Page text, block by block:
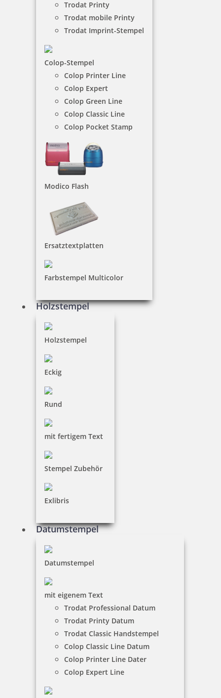
Trodat Printy
Trodat mobile Printy
Trodat Imprint-Stempel
Colop-Stempel
Colop Printer Line
Colop Expert
Colop Green Line
Colop Classic Line
Colop Pocket Stamp
Modico Flash
Ersatztextplatten
Farbstempel Multicolor
Holzstempel
Holzstempel
Eckig
Rund
mit fertigem Text
Stempel Zubehör
Exlibris
Datumstempel
Datumstempel
mit eigenem Text
Trodat Professional Datum
Trodat Printy Datum
Trodat Classic Handstempel
Colop Classic Line Datum
Colop Printer Line Dater
Colop Expert Line
NACH WUNSCHSTEMPEL FILTERN
€+
13 Artikel in der Kategorie
34,65 €
Trodat Printy 4750/L2 4.0 Datumstempel BEZAHLT 39 x 22 mm
Trodat Printy 4750/L7 4.0 Datumstempel GEBUCHT 39 x 22 mm
34,65 €